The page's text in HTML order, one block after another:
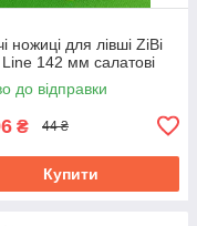
ножиці для лівші ZiBi
142 мм салатові
до відправки
₴ 44 ₴
Купити